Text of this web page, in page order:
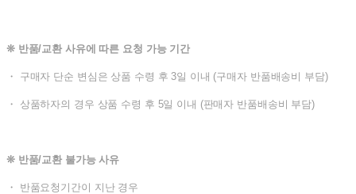
❊ 반품/교환 사유에 따른 요청 가능 기간
・ 구매자 단순 변심은 상품 수령 후 3일 이내 (구매자 반품배송비 부담)
・ 상품하자의 경우 상품 수령 후 5일 이내 (판매자 반품배송비 부담)
❊ 반품/교환 불가능 사유
・ 반품요청기간이 지난 경우